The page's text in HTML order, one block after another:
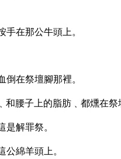
在那公牛頭上。
在祭壇腳那裡。
腰子上的脂肪﹑都燻在祭
解罪祭。
綿羊頭上。